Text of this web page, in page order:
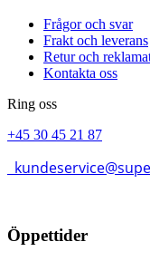
Frågor och svar
Frakt och leverans
Retur och
Kontakta oss
Ring oss
+45 30 45 21 87
Öppettider